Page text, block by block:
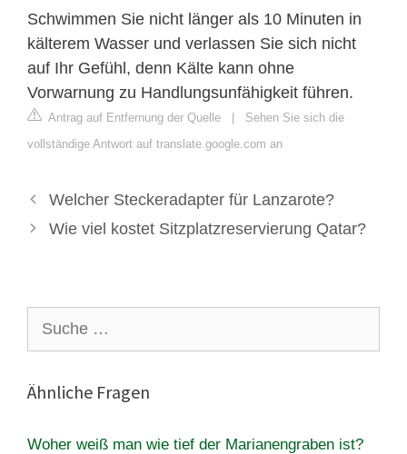
Schwimmen Sie nicht länger als 10 Minuten in
kälterem Wasser und verlassen Sie sich nicht
auf Ihr Gefühl, denn Kälte kann ohne
Vorwarnung zu Handlungsunfähigkeit führen.
Antrag auf Entfernung der Quelle | Sehen Sie sich die
vollständige Antwort auf translate.google.com an
Welcher Steckeradapter für Lanzarote?
Wie viel kostet Sitzplatzreservierung Qatar?
nach:
Ähnliche Fragen
Woher weiß man wie tief der Marianengraben ist?